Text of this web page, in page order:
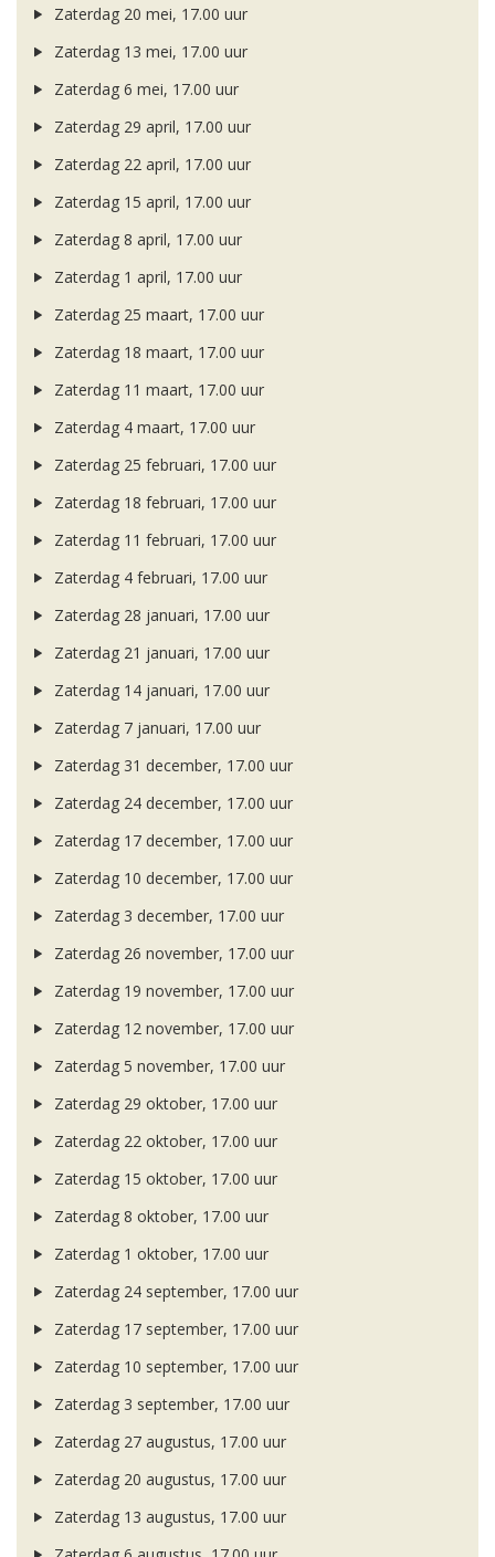
Zaterdag 20 mei, 17.00 uur
Zaterdag 13 mei, 17.00 uur
Zaterdag 6 mei, 17.00 uur
Zaterdag 29 april, 17.00 uur
Zaterdag 22 april, 17.00 uur
Zaterdag 15 april, 17.00 uur
Zaterdag 8 april, 17.00 uur
Zaterdag 1 april, 17.00 uur
Zaterdag 25 maart, 17.00 uur
Zaterdag 18 maart, 17.00 uur
Zaterdag 11 maart, 17.00 uur
Zaterdag 4 maart, 17.00 uur
Zaterdag 25 februari, 17.00 uur
Zaterdag 18 februari, 17.00 uur
Zaterdag 11 februari, 17.00 uur
Zaterdag 4 februari, 17.00 uur
Zaterdag 28 januari, 17.00 uur
Zaterdag 21 januari, 17.00 uur
Zaterdag 14 januari, 17.00 uur
Zaterdag 7 januari, 17.00 uur
Zaterdag 31 december, 17.00 uur
Zaterdag 24 december, 17.00 uur
Zaterdag 17 december, 17.00 uur
Zaterdag 10 december, 17.00 uur
Zaterdag 3 december, 17.00 uur
Zaterdag 26 november, 17.00 uur
Zaterdag 19 november, 17.00 uur
Zaterdag 12 november, 17.00 uur
Zaterdag 5 november, 17.00 uur
Zaterdag 29 oktober, 17.00 uur
Zaterdag 22 oktober, 17.00 uur
Zaterdag 15 oktober, 17.00 uur
Zaterdag 8 oktober, 17.00 uur
Zaterdag 1 oktober, 17.00 uur
Zaterdag 24 september, 17.00 uur
Zaterdag 17 september, 17.00 uur
Zaterdag 10 september, 17.00 uur
Zaterdag 3 september, 17.00 uur
Zaterdag 27 augustus, 17.00 uur
Zaterdag 20 augustus, 17.00 uur
Zaterdag 13 augustus, 17.00 uur